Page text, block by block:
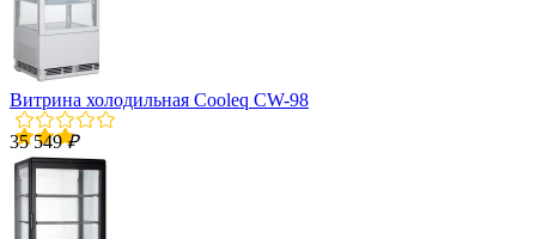
Витрина холодильная Cooleq CW-98
35 549₽